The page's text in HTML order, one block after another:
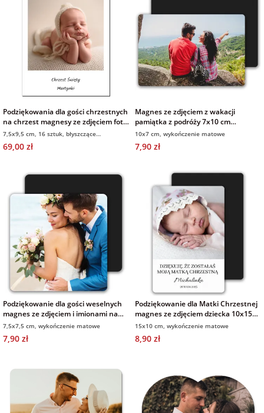
Podziękowania dla gości chrzestnych
na chrzest magnesy ze zdjęciem foto
magnesy polaroid 16 sztuk
7,5x9,5 cm, 16 sztuk, błyszczące
wykończenie
69,00 zł
Magnes ze zdjęciem z wakacji
pamiątka z podróży 7x10 cm
wykończenie matowe
10x7 cm, wykończenie matowe
7,90 zł
Podziękowanie dla gości weselnych
magnes ze zdjęciem i imionami na
ślub wykończenie matowe
7,5x7,5 cm, wykończenie matowe
7,90 zł
Podziękowanie dla Matki Chrzestnej
magnes ze zdjęciem dziecka 10x15
cm wykończenie matowe
15x10 cm, wykończenie matowe
8,90 zł